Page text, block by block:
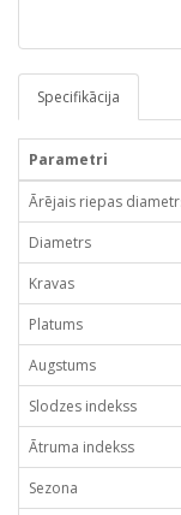
Specifikācija
Parametri
Ārējais riepas
Diametrs
Kravas
Platums
Augstums
Slodzes indekss
Ātruma indekss
Sezona